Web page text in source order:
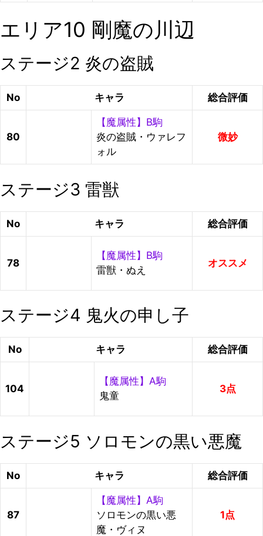
エリア10 剛魔の川辺
ステージ2 炎の盗賊
No キャラ 総合評価
80
【魔属性】B駒
炎の盗賊・ウァレフ
ォル
微妙
ステージ3 雷獣
No キャラ 総合評価
78
【魔属性】B駒
雷獣・ぬえ
オススメ
ステージ4 鬼火の申し子
No キャラ 総合評価
104
【魔属性】A駒
鬼童
3点
ステージ5 ソロモンの黒い悪魔
No キャラ 総合評価
87
【魔属性】A駒
ソロモンの黒い悪
魔・ヴィヌ
1点